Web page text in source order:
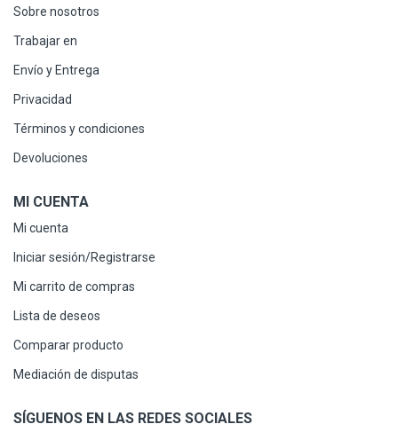
Sobre nosotros
Trabajar en
Envío y Entrega
Privacidad
Términos y condiciones
Devoluciones
MI CUENTA
Mi cuenta
Iniciar sesión/Registrarse
Mi carrito de compras
Lista de deseos
Comparar producto
Mediación de disputas
SÍGUENOS EN LAS REDES SOCIALES